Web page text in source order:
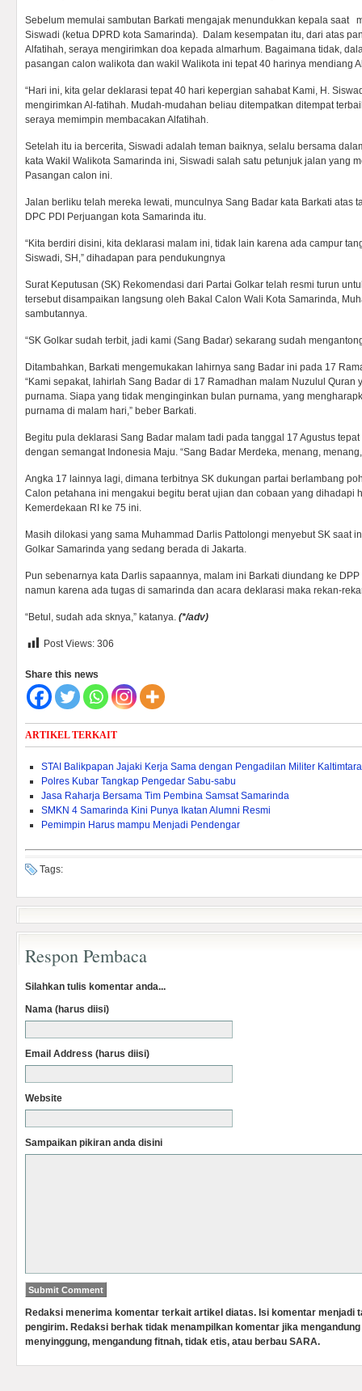
Sebelum memulai sambutan Barkati mengajak menundukkan kepala saat
Siswadi (ketua DPRD kota Samarinda). Dalam kesempatan itu, dari atas
Alfatihah, seraya mengirimkan doa kepada almarhum. Bagaimana tidak,
pasangan calon walikota dan wakil Walikota ini tepat 40 harinya mendiang
“Hari ini, kita gelar deklarasi tepat 40 hari kepergian sahabat Kami, H.
mengirimkan Al-fatihah. Mudah-mudahan beliau ditempatkan ditempat
seraya memimpin membacakan Alfatihah.
Setelah itu ia bercerita, Siswadi adalah teman baiknya, selalu bersama
kata Wakil Walikota Samarinda ini, Siswadi salah satu petunjuk jalan yang
Pasangan calon ini.
Jalan berliku telah mereka lewati, munculnya Sang Badar kata Barkati atas
DPC PDI Perjuangan kota Samarinda itu.
“Kita berdiri disini, kita deklarasi malam ini, tidak lain karena ada campur
Siswadi, SH,” dihadapan para pendukungnya
Surat Keputusan (SK) Rekomendasi dari Partai Golkar telah resmi turun
tersebut disampaikan langsung oleh Bakal Calon Wali Kota Samarinda,
sambutannya.
“SK Golkar sudah terbit, jadi kami (Sang Badar) sekarang sudah
Ditambahkan, Barkati mengemukakan lahirnya sang Badar ini pada 17
“Kami sepakat, lahirlah Sang Badar di 17 Ramadhan malam Nuzulul Quran
purnama. Siapa yang tidak menginginkan bulan purnama, yang
purnama di malam hari,” beber Barkati.
Begitu pula deklarasi Sang Badar malam tadi pada tanggal 17 Agustus
dengan semangat Indonesia Maju. “Sang Badar Merdeka, menang,
Angka 17 lainnya lagi, dimana terbitnya SK dukungan partai berlambang
Calon petahana ini mengakui begitu berat ujian dan cobaan yang dihadapi
Kemerdekaan RI ke 75 ini.
Masih dilokasi yang sama Muhammad Darlis Pattolongi menyebut SK saat
Golkar Samarinda yang sedang berada di Jakarta.
Pun sebenarnya kata Darlis sapaannya, malam ini Barkati diundang ke
namun karena ada tugas di samarinda dan acara deklarasi maka rekan-
“Betul, sudah ada sknya,” katanya. (*/adv)
Post Views: 306
Share this news
ARTIKEL TERKAIT
STAI Balikpapan Jajaki Kerja Sama dengan Pengadilan Militer Kaltimtara
Polres Kubar Tangkap Pengedar Sabu-sabu
Jasa Raharja Bersama Tim Pembina Samsat Samarinda
SMKN 4 Samarinda Kini Punya Ikatan Alumni Resmi
Pemimpin Harus mampu Menjadi Pendengar
Tags:
Respon Pembaca
Silahkan tulis komentar anda...
Nama (harus diisi)
Email Address (harus diisi)
Website
Sampaikan pikiran anda disini
Redaksi menerima komentar terkait artikel diatas. Isi komentar menjadi
pengirim. Redaksi berhak tidak menampilkan komentar jika
menyinggung, mengandung fitnah, tidak etis, atau berbau SARA.